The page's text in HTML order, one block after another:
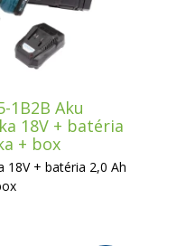
1B2B Aku
18V + batéria
+ box
18V + batéria 2,0 Ah